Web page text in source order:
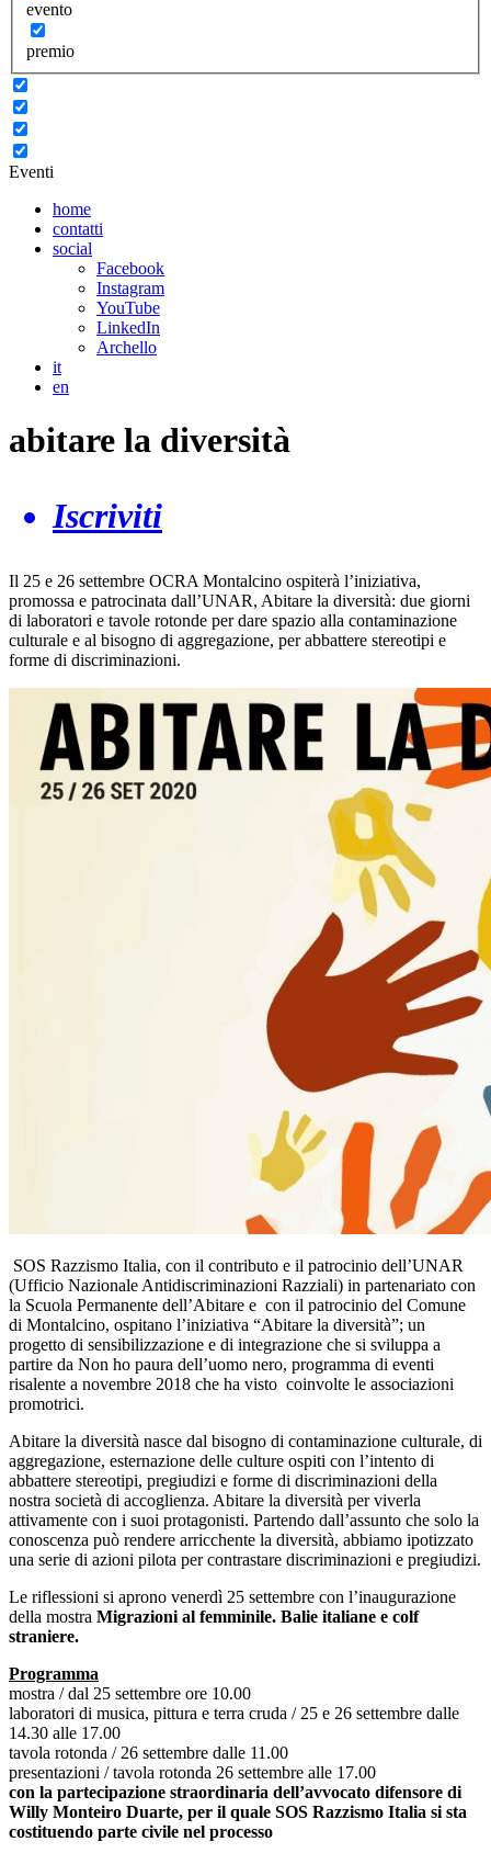
evento
premio
Eventi
home
contatti
social
Facebook
Instagram
YouTube
LinkedIn
Archello
it
en
abitare la diversità
Iscriviti
Il 25 e 26 settembre OCRA Montalcino ospiterà l’iniziativa,
promossa e patrocinata dall’UNAR, Abitare la diversità: due giorni
di laboratori e tavole rotonde per dare spazio alla contaminazione
culturale e al bisogno di aggregazione, per abbattere stereotipi e
forme di discriminazioni.
SOS Razzismo Italia, con il contributo e il patrocinio dell’UNAR
(Ufficio Nazionale Antidiscriminazioni Razziali) in partenariato con
la Scuola Permanente dell’Abitare e con il patrocinio del Comune
di Montalcino, ospitano l’iniziativa “Abitare la diversità”; un
progetto di sensibilizzazione e di integrazione che si sviluppa a
partire da Non ho paura dell’uomo nero, programma di eventi
risalente a novembre 2018 che ha visto coinvolte le associazioni
promotrici.
Abitare la diversità nasce dal bisogno di contaminazione culturale, di
aggregazione, esternazione delle culture ospiti con l’intento di
abbattere stereotipi, pregiudizi e forme di discriminazioni della
nostra società di accoglienza. Abitare la diversità per viverla
attivamente con i suoi protagonisti. Partendo dall’assunto che solo la
conoscenza può rendere arricchente la diversità, abbiamo ipotizzato
una serie di azioni pilota per contrastare discriminazioni e pregiudizi.
Le riflessioni si aprono venerdì 25 settembre con l’inaugurazione
della mostra Migrazioni al femminile. Balie italiane e colf
straniere.
Programma
mostra / dal 25 settembre ore 10.00
laboratori di musica, pittura e terra cruda / 25 e 26 settembre dalle
14.30 alle 17.00
tavola rotonda / 26 settembre dalle 11.00
presentazioni / tavola rotonda 26 settembre alle 17.00
con la partecipazione straordinaria dell’avvocato difensore di
Willy Monteiro Duarte, per il quale SOS Razzismo Italia si sta
costituendo parte civile nel processo